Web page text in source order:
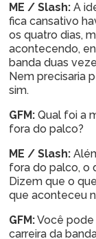
ME / Slash: A
fica cansativo
os quatro dias,
acontecendo,
banda duas
Nem precisaria
sim.
GFM: Qual foi a
fora do palco?
ME / Slash:
fora do palco, o
Dizem que o
que aconteceu
GFM:Você
carreira da